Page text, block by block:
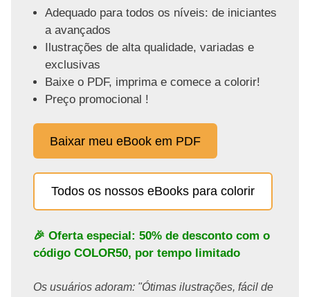
Adequado para todos os níveis: de iniciantes
a avançados
Ilustrações de alta qualidade, variadas e
exclusivas
Baixe o PDF, imprima e comece a colorir!
Preço promocional !
Baixar meu eBook em PDF
Todos os nossos eBooks para colorir
🎉 Oferta especial: 50% de desconto com o
código COLOR50, por tempo limitado
Os usuários adoram: "Ótimas ilustrações, fácil de